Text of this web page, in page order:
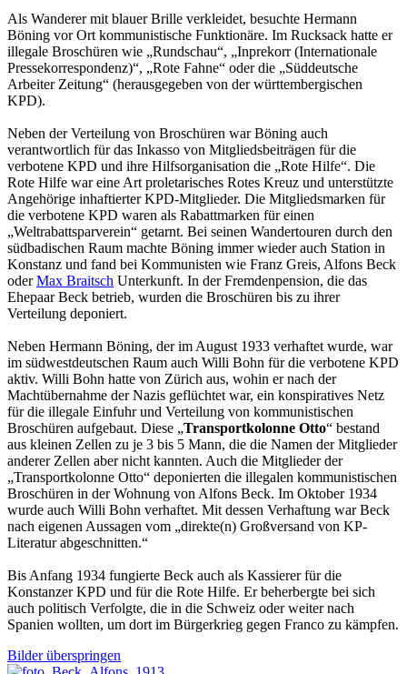
Als Wanderer mit blauer Brille verkleidet, besuchte Hermann
Böning vor Ort kommunistische Funktionäre. Im Rucksack hatte er
illegale Broschüren wie „Rundschau“, „Inprekorr (Internationale
Presse­korre­spondenz)“, „Rote Fahne“ oder die „Süddeutsche
Arbeiter Zeitung“ (herausgegeben von der würt­tem­bergischen
KPD).
Neben der Verteilung von Broschüren war Böning auch
verantwortlich für das Inkasso von Mitglieds­beiträgen für die
verbotene KPD und ihre Hilfs­organisation die „Rote Hilfe“. Die
Rote Hilfe war eine Art proletarisches Rotes Kreuz und unterstützte
Angehörige inhaftierter KPD-Mitglieder. Die Mitgliedsmarken für
die verbotene KPD waren als Rabattmarken für einen
„Weltrabattsparverein“ getarnt. Bei seinen Wandertouren durch den
südbadischen Raum machte Böning immer wieder auch Station in
Konstanz und fand bei Kommunisten wie Franz Greis, Alfons Beck
oderMax Braitsch Unterkunft. In der Fremdenpension, die das
Ehepaar Beck betrieb, wurden die Broschüren bis zu ihrer
Verteilung deponiert.
Neben Hermann Böning, der im August 1933 verhaftet wurde, war
im südwestdeutschen Raum auch Willi Bohn für die verbotene KPD
aktiv. Willi Bohn hatte von Zürich aus, wohin er nach der
Machtübernahme der Nazis geflüchtet war, ein konspiratives Netz
für die illegale Einfuhr und Verteilung von kommunistischen
Broschüren aufge­baut. Diese „Transportkolonne Otto“ bestand
aus kleinen Zellen zu je 3 bis 5 Mann, die die Namen der Mitglieder
anderer Zellen aber nicht kannten. Auch die Mitglieder der
„Transportkolonne Otto“ deponierten die illegalen kommunistischen
Broschüren in der Wohnung von Alfons Beck. Im Oktober 1934
wurde auch Willi Bohn verhaftet. Mit dessen Verhaftung war Beck
nach eigenen Aussagen vom „direkte(n) Großversand von KP-
Literatur abge­schnitten.“
Bis Anfang 1934 fungierte Beck auch als Kassierer für die
Konstanzer KPD und für die Rote Hilfe. Er beherbergte bei sich
auch politisch Verfolgte, die in die Schweiz oder weiter nach
Spanien wollten, um dort im Bürgerkrieg gegen Franco zu kämpfen.
Bilder überspringen